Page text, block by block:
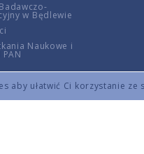
aby ułatwić Ci korzystanie
w Będlewie
Naukowe i